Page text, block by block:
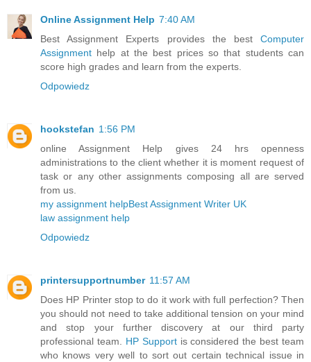
Online Assignment Help 7:40 AM
Best Assignment Experts provides the best Computer
Assignment help at the best prices so that students can
score high grades and learn from the experts.
Odpowiedz
hookstefan 1:56 PM
online Assignment Help gives 24 hrs openness
administrations to the client whether it is moment request of
task or any other assignments composing all are served
from us.
my assignment helpBest Assignment Writer UK
law assignment help
Odpowiedz
printersupportnumber 11:57 AM
Does HP Printer stop to do it work with full perfection? Then
you should not need to take additional tension on your mind
and stop your further discovery at our third party
professional team. HP Supportis considered the best team
who knows very well to sort out certain technical issue in